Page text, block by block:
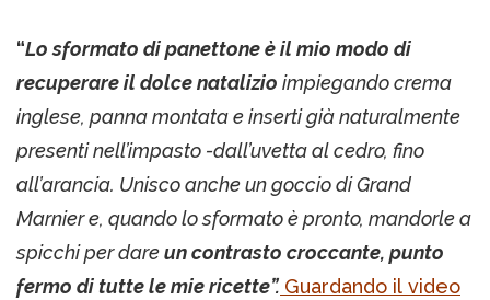
“Lo sformato di panettone è il mio modo di
recuperare il dolce natalizio impiegando crema
inglese, panna montata e inserti già naturalmente
presenti nell’impasto -dall’uvetta al cedro, fino
all’arancia. Unisco anche un goccio di Grand
Marnier e, quando lo sformato è pronto, mandorle a
spicchi per dareun contrasto croccante, punto
fermo di tutte le mie ricette”. Guardando il video